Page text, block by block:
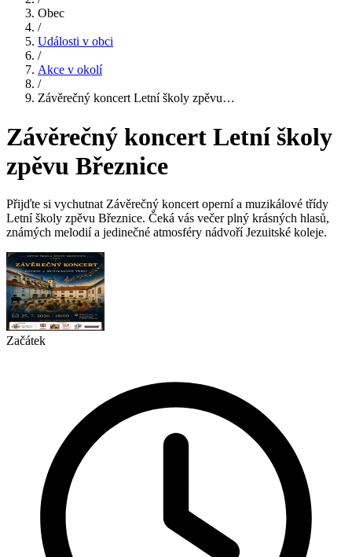
Obec
/
Události v obci
/
Akce v okolí
/
Závěrečný koncert Letní školy zpěvu…
Závěrečný koncert Letní školy
zpěvu Březnice
Přijďte si vychutnat Závěrečný koncert operní a muzikálové třídy
Letní školy zpěvu Březnice. Čeká vás večer plný krásných hlasů,
známých melodií a jedinečné atmosféry nádvoří Jezuitské koleje.
Začátek